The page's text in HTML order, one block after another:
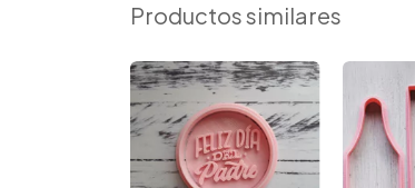
Productos similares